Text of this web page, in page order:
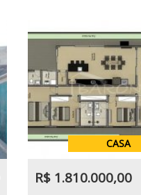
CASA
R$ 1.810.000,00